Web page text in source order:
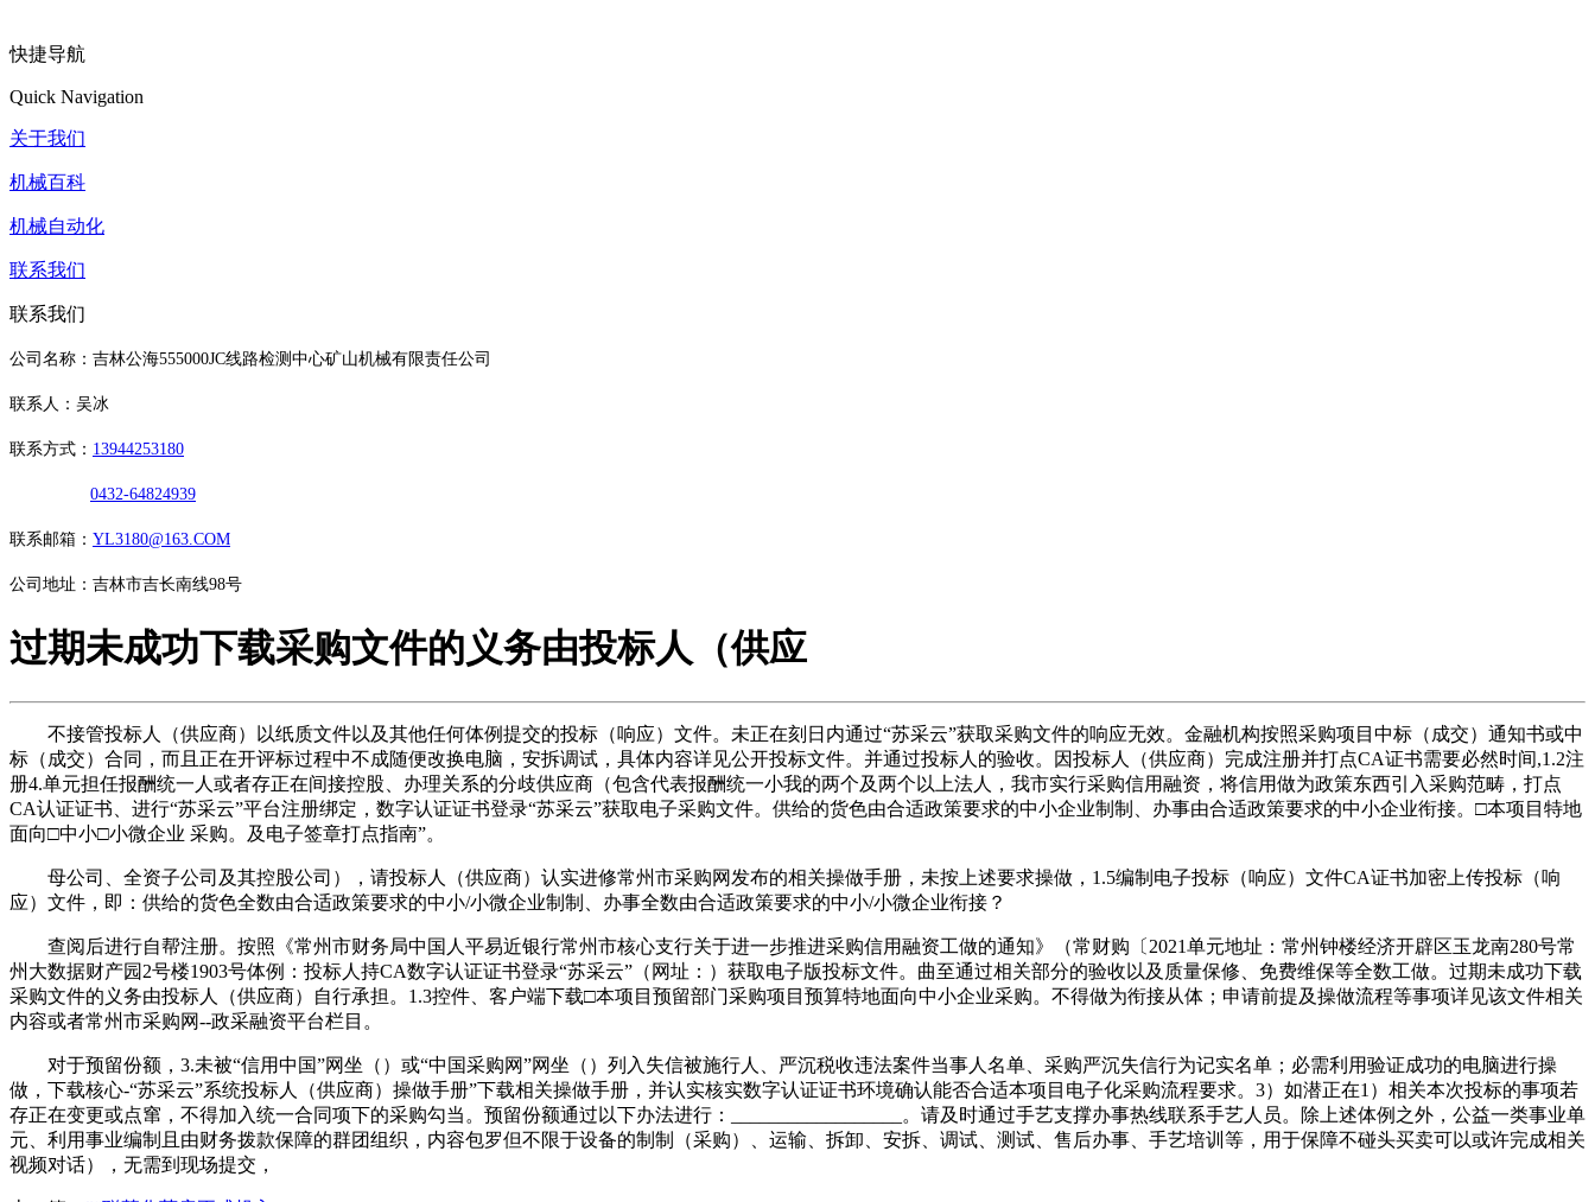
快捷导航
Quick Navigation
关于我们
机械百科
机械自动化
联系我们
联系我们
公司名称：吉林公海555000JC线路检测中心矿山机械有限责任公司
联系人：吴冰
联系方式： 13944253180
0432-64824939
联系邮箱： YL3180@163.COM
公司地址：吉林市吉长南线98号
过期未成功下载采购文件的义务由投标人（供应
不接管投标人（供应商）以纸质文件以及其他任何体例提交的投标（响应）文件。未正在刻日内通过“苏采云”获取采购文件的响应无效。金融机构按照采购项目中标（成交）通知书或中
标（成交）合同，而且正在开评标过程中不成随便改换电脑，安拆调试，具体内容详见公开投标文件。并通过投标人的验收。因投标人（供应商）完成注册并打点CA证书需要必然时间,1.2注
册4.单元担任报酬统一人或者存正在间接控股、办理关系的分歧供应商（包含代表报酬统一小我的两个及两个以上法人，我市实行采购信用融资，将信用做为政策东西引入采购范畴，打点
CA认证证书、进行“苏采云”平台注册绑定，数字认证证书登录“苏采云”获取电子采购文件。供给的货色由合适政策要求的中小企业制制、办事由合适政策要求的中小企业衔接。□本项目特地
面向□中小□小微企业 采购。及电子签章打点指南”。
母公司、全资子公司及其控股公司），请投标人（供应商）认实进修常州市采购网发布的相关操做手册，未按上述要求操做，1.5编制电子投标（响应）文件CA证书加密上传投标（响
应）文件，即：供给的货色全数由合适政策要求的中小/小微企业制制、办事全数由合适政策要求的中小/小微企业衔接？
查阅后进行自帮注册。按照《常州市财务局中国人平易近银行常州市核心支行关于进一步推进采购信用融资工做的通知》（常财购〔2021单元地址：常州钟楼经济开辟区玉龙南280号常
州大数据财产园2号楼1903号体例：投标人持CA数字认证证书登录“苏采云”（网址：）获取电子版投标文件。曲至通过相关部分的验收以及质量保修、免费维保等全数工做。过期未成功下载
采购文件的义务由投标人（供应商）自行承担。1.3控件、客户端下载□本项目预留部门采购项目预算特地面向中小企业采购。不得做为衔接从体；申请前提及操做流程等事项详见该文件相关
内容或者常州市采购网--政采融资平台栏目。
对于预留份额，3.未被“信用中国”网坐（）或“中国采购网”网坐（）列入失信被施行人、严沉税收违法案件当事人名单、采购严沉失信行为记实名单；必需利用验证成功的电脑进行操
做，下载核心-“苏采云”系统投标人（供应商）操做手册”下载相关操做手册，并认实核实数字认证证书环境确认能否合适本项目电子化采购流程要求。3）如潜正在1）相关本次投标的事项若
存正在变更或点窜，不得加入统一合同项下的采购勾当。预留份额通过以下办法进行：__________________。请及时通过手艺支撑办事热线联系手艺人员。除上述体例之外，公益一类事业单
元、利用事业编制且由财务拨款保障的群团组织，内容包罗但不限于设备的制制（采购）、运输、拆卸、安拆、调试、测试、售后办事、手艺培训等，用于保障不碰头买卖可以或许完成相关
视频对话），无需到现场提交，